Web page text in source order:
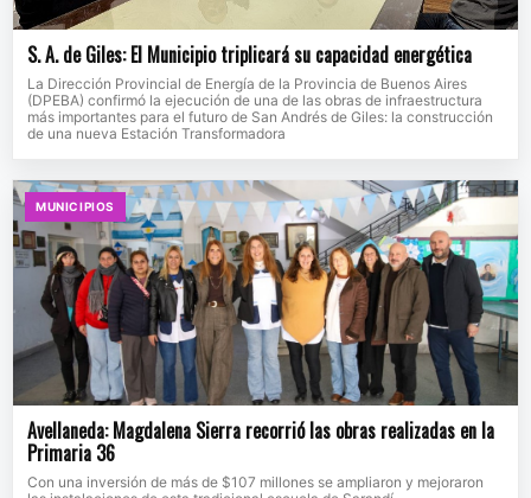
S. A. de Giles: El Municipio triplicará su capacidad energética
La Dirección Provincial de Energía de la Provincia de Buenos Aires
(DPEBA) confirmó la ejecución de una de las obras de infraestructura
más importantes para el futuro de San Andrés de Giles: la construcción
de una nueva Estación Transformadora
MUNICIPIOS
Avellaneda: Magdalena Sierra recorrió las obras realizadas en la
Primaria 36
Con una inversión de más de $107 millones se ampliaron y mejoraron